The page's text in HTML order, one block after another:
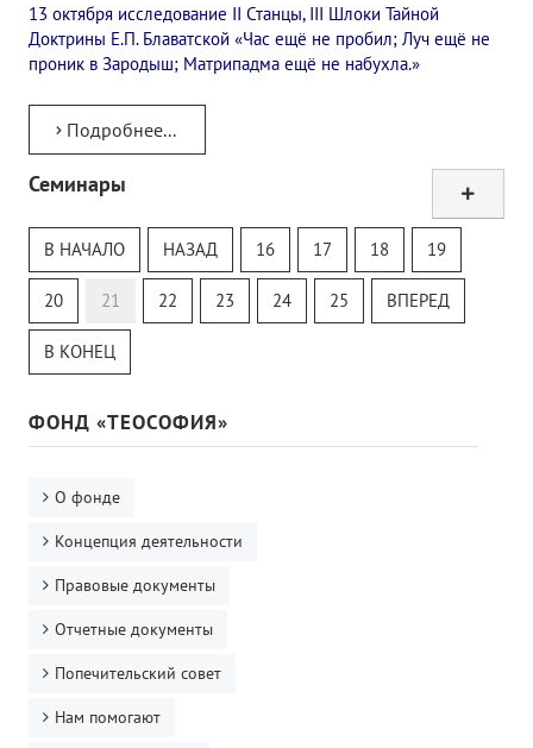
13 октября исследование II Станцы, III Шлоки Тайной
Доктрины Е.П. Блаватской «Час ещё не пробил; Луч ещё не
проник в Зародыш; Матрипадма ещё не набухла.»
Подробнее...
Семинары
Теософский Квизи
Тайная Доктрина
Онлайн-класс
В НАЧАЛО НАЗАД 16 17 18 19
20 21 22 23 24 25 ВПЕРЕД
В КОНЕЦ
ФОНД «ТЕОСОФИЯ»
О фонде
Концепция деятельности
Правовые документы
Отчетные документы
Попечительский совет
Нам помогают